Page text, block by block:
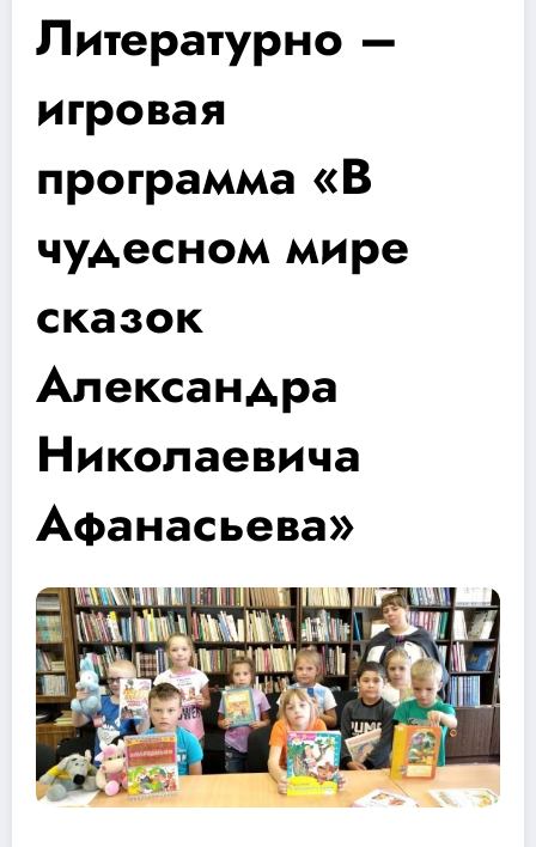
Литературно –
игровая
программа «В
чудесном мире
сказок
Александра
Николаевича
Афанасьева»